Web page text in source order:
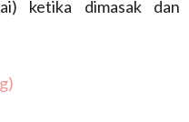
ketika dimasak dan